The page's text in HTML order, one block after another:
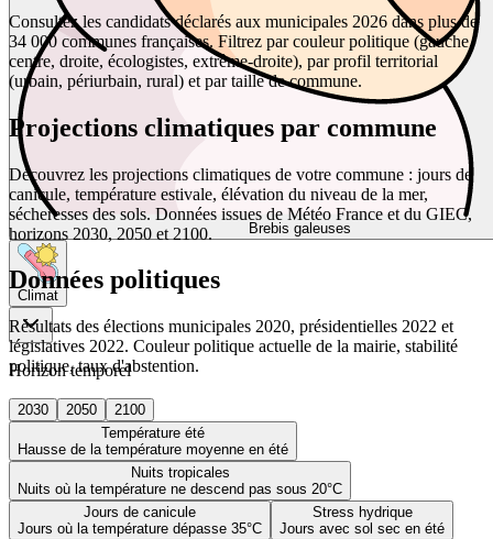
Brebis galeuses
Climat
Horizon temporel
2030 2050
2100
Température été
Hausse de la température moyenne en été
Nuits tropicales
Nuits où la température ne descend pas sous 20°C
Jours de canicule
Jours où la température dépasse 35°C
Stress hydrique
Jours avec sol sec en été
Consultez les candidats déclarés aux municipales 2026 dans plus de
34 000 communes françaises. Filtrez par couleur politique (gauche,
centre, droite, écologistes, extrême-droite), par profil territorial
(urbain, périurbain, rural) et par taille de commune.
Projections climatiques par commune
Découvrez les projections climatiques de votre commune : jours de
canicule, température estivale, élévation du niveau de la mer,
sécheresses des sols. Données issues de Météo France et du GIEC,
horizons 2030, 2050 et 2100.
Données politiques
Résultats des élections municipales 2020, présidentielles 2022 et
législatives 2022. Couleur politique actuelle de la mairie, stabilité
politique, taux d'abstention.